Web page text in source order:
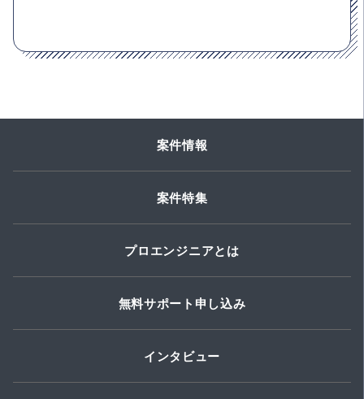
案件情報
案件特集
プロエンジニアとは
無料サポート申し込み
インタビュー